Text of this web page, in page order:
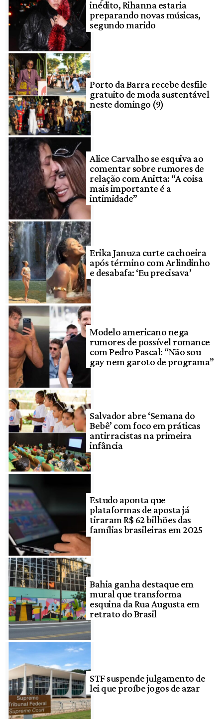
inédito, Rihanna estaria
preparando novas músicas,
segundo marido
Porto da Barra recebe desfile
gratuito de moda sustentável
neste domingo (9)
Alice Carvalho se esquiva ao
comentar sobre rumores de
relação com Anitta: “A coisa
mais importante é a
intimidade”
Erika Januza curte cachoeira
após término com Arlindinho
e desabafa: ‘Eu precisava’
Modelo americano nega
rumores de possível romance
com Pedro Pascal: “Não sou
gay nem garoto de programa”
Salvador abre ‘Semana do
Bebê’ com foco em práticas
antirracistas na primeira
infância
Estudo aponta que
plataformas de aposta já
tiraram R$ 62 bilhões das
famílias brasileiras em 2025
Bahia ganha destaque em
mural que transforma
esquina da Rua Augusta em
retrato do Brasil
STF suspende julgamento de
lei que proíbe jogos de azar